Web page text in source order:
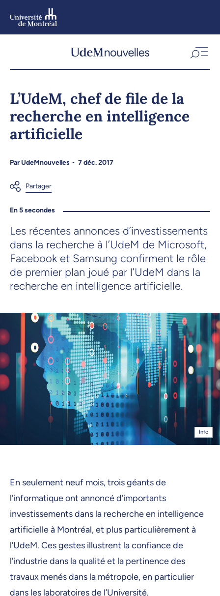
L’UdeM, chef de file de la
recherche en intelligence
artificielle
ParUdeMnouvelles 7 déc. 2017
En 5 secondes
Les récentes annonces d’investissements
dans la recherche à l’UdeM de Microsoft,
Facebook et Samsung confirment le rôle
de premier plan joué par l’UdeM dans la
recherche en intelligence artificielle.
Info
En seulement neuf mois, trois géants de
l’informatique ont annoncé d’importants
investissements dans la recherche en intelligence
artificielle à Montréal, et plus particulièrement à
l’UdeM. Ces gestes illustrent la confiance de
l’industrie dans la qualité et la pertinence des
travaux menés dans la métropole, en particulier
dans les laboratoires de l’Université.